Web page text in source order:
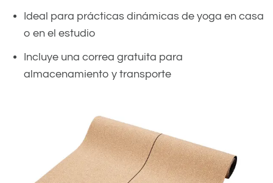
Ideal para prácticas dinámicas de yoga en casa
o en el estudio
Incluye una correa gratuita para
almacenamiento y transporte